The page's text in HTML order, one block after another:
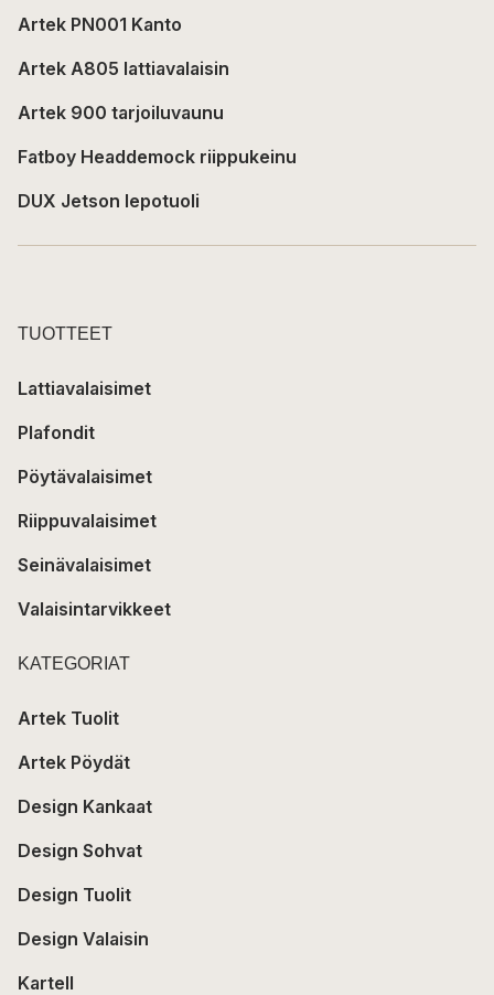
Artek PN001 Kanto
Artek A805 lattiavalaisin
Artek 900 tarjoiluvaunu
Fatboy Headdemock riippukeinu
DUX Jetson lepotuoli
TUOTTEET
Lattiavalaisimet
Plafondit
Pöytävalaisimet
Riippuvalaisimet
Seinävalaisimet
Valaisintarvikkeet
KATEGORIAT
Artek Tuolit
Artek Pöydät
Design Kankaat
Design Sohvat
Design Tuolit
Design Valaisin
Kartell